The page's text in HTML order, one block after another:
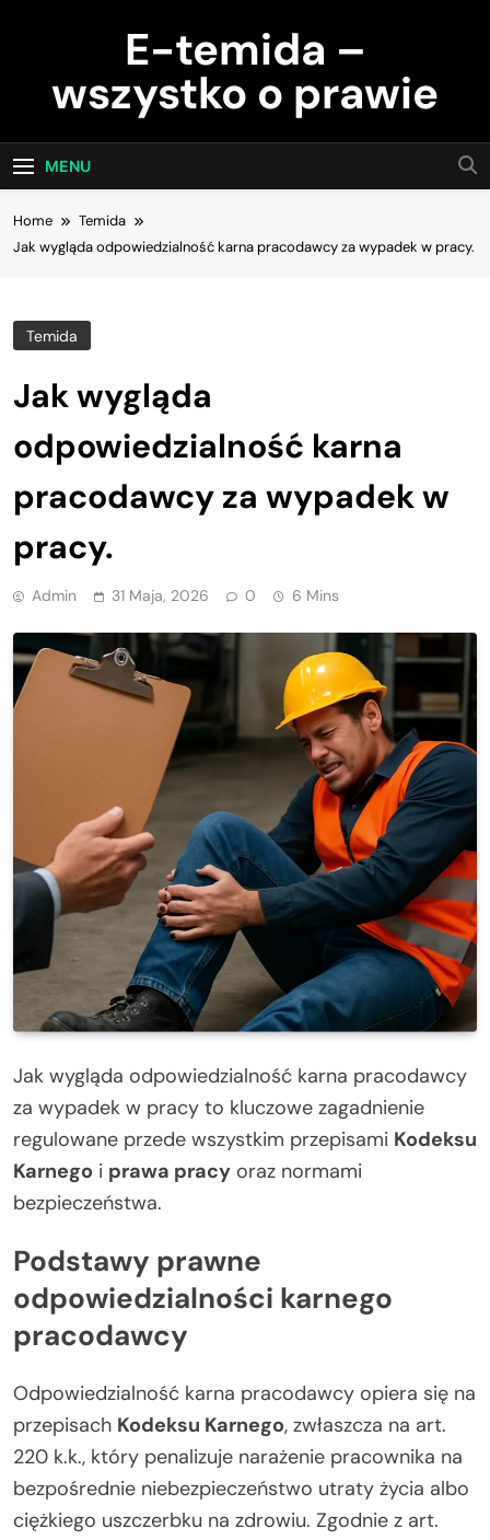
E-temida –
wszystko o prawie
MENU
Home
Temida
Jak wygląda odpowiedzialność karna pracodawcy za wypadek w pracy.
Temida
Jak wygląda
odpowiedzialność karna
pracodawcy za wypadek w
pracy.
Admin 31 Maja, 2026 0 6 Mins
Jak wygląda odpowiedzialność karna pracodawcy
za wypadek w pracy to kluczowe zagadnienie
regulowane przede wszystkim przepisami Kodeksu
Karnego i prawa pracy oraz normami
bezpieczeństwa.
Podstawy prawne
odpowiedzialności karnego
pracodawcy
Odpowiedzialność karna pracodawcy opiera się na
przepisach Kodeksu Karnego, zwłaszcza na art.
220 k.k., który penalizuje narażenie pracownika na
bezpośrednie niebezpieczeństwo utraty życia albo
ciężkiego uszczerbku na zdrowiu. Zgodnie z art.